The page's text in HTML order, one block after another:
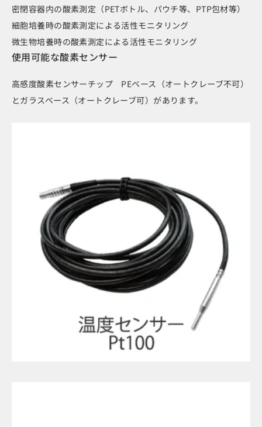
密閉容器内の酸素測定（PETボトル、パウチ等、PTP包材等）
細胞培養時の酸素測定による活性モニタリング
微生物培養時の酸素測定による活性モニタリング
使用可能な酸素センサー
高感度酸素センサーチップ PEベース（オートクレーブ不可）
とガラスベース（オートクレーブ可）があります。